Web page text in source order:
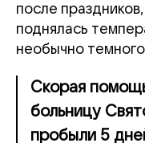
после
поднялась
необычно
Скорая
больницу
пробыли 5